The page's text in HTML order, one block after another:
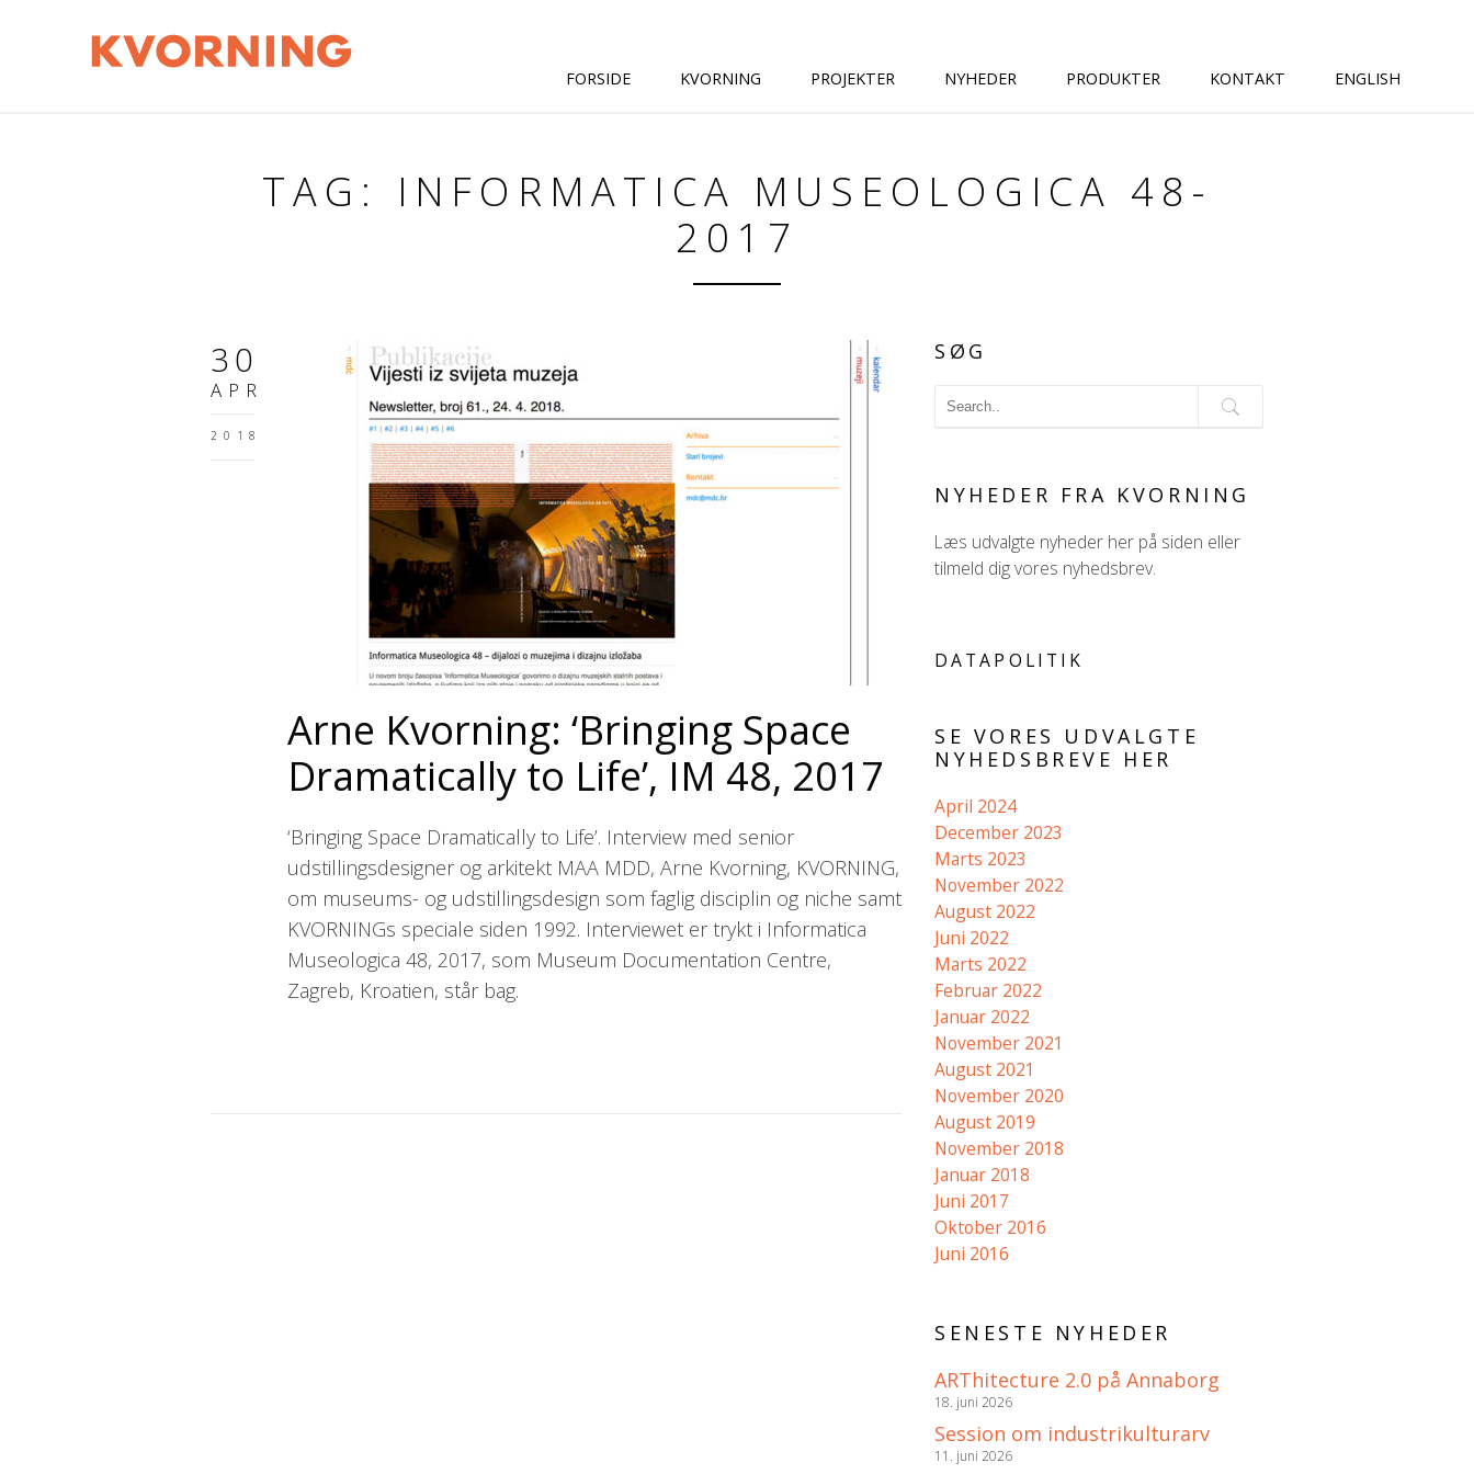
FORSIDE KVORNING PROJEKTER NYHEDER PRODUKTER KONTAKT ENGLISH
TAG: INFORMATICA MUSEOLOGICA 48-
2017
30
APR
2018
Arne Kvorning: ‘Bringing Space
Dramatically to Life’, IM 48, 2017
‘Bringing Space Dramatically to Life’. Interview med senior
udstillingsdesigner og arkitekt MAA MDD, Arne Kvorning, KVORNING,
om museums- og udstillingsdesign som faglig disciplin og niche samt
KVORNINGs speciale siden 1992. Interviewet er trykt i Informatica
Museologica 48, 2017, som Museum Documentation Centre,
Zagreb, Kroatien, står bag.
SØG
NYHEDER FRA KVORNING
Læs udvalgte nyheder her på siden eller
tilmeld dig vores nyhedsbrev.
DATAPOLITIK
SE VORES UDVALGTE
NYHEDSBREVE HER
April 2024
December 2023
Marts 2023
November 2022
August 2022
Juni 2022
Marts 2022
Februar 2022
Januar 2022
November 2021
August 2021
November 2020
August 2019
November 2018
Januar 2018
Juni 2017
Oktober 2016
Juni 2016
SENESTE NYHEDER
ARThitecture 2.0 på Annaborg
18. juni 2026
Session om industrikulturarv
11. juni 2026